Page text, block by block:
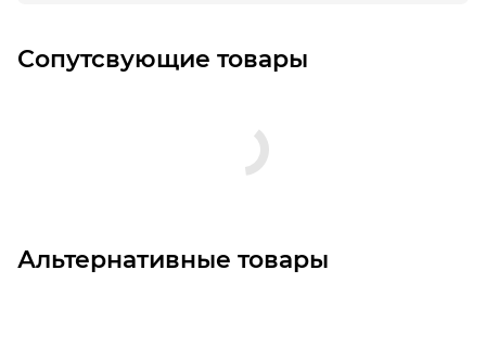
Сопутсвующие товары
Альтернативные товары